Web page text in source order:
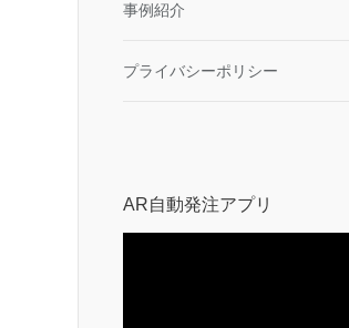
事例紹介
プライバシーポリシー
AR自動発注アプリ